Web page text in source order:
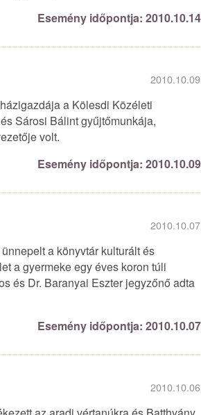
Esemény időpontja: 2010.10.14
a Kölesdi Közéleti
Sárosi Bálint gyűjtőmunkája,
volt.
Esemény időpontja: 2010.10.09
a könyvtár kulturált és
a gyermeke egy éves koron túli
és Dr. Baranyai Eszter jegyzőnő adta
Esemény időpontja: 2010.10.07